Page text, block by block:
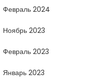
Февраль 2024
Ноябрь 2023
Февраль 2023
Январь 2023